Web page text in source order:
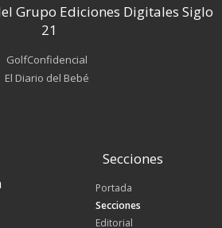
Grupo Ediciones Digitales Siglo
21
GolfConfidencial
El Diario del Bebé
Secciones
Portada
Secciones
Editorial